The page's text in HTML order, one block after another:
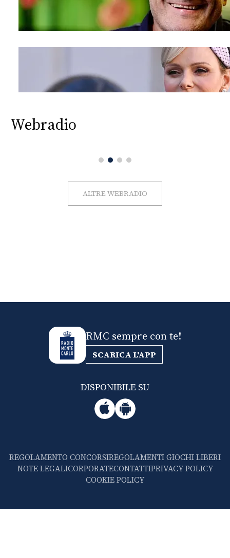
Webradio
ALTRE WEBRADIO
RMC sempre con te!
SCARICA L'APP
DISPONIBILE SU
REGOLAMENTO CONCORSIREGOLAMENTI GIOCHI LIBERI
NOTE LEGALICORPORATECONTATTIPRIVACY POLICY
COOKIE POLICY